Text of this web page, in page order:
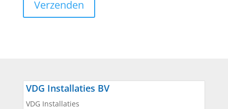
VDG Installaties BV
VDG Installaties